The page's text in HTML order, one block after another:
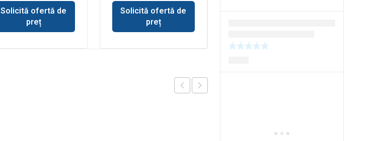
Solicită ofertă de
preț
Solicită ofertă de
preț